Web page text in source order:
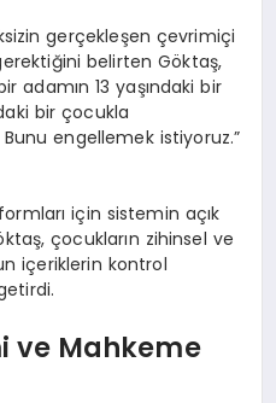
gerçekleşen çevrimiçi
belirten Göktaş,
adamın 13 yaşındaki bir
bir çocukla
engellemek istiyoruz.”
için sistemin açık
çocukların zihinsel ve
içeriklerin kontrol
ve Mahkeme